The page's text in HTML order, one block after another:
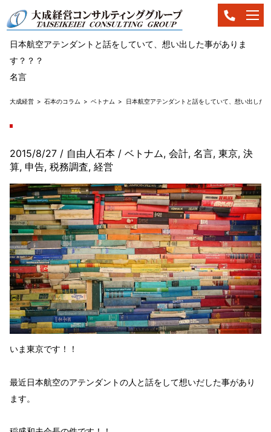
日本航空アテンダントと話をしていて、想い出した事がありま
す？？？
名言
大成経営 石本のコラム ベトナム 日本航空アテンダントと話をしていて、想い出した
2015/8/27 / 自由人石本 / ベトナム, 会計, 名言, 東京, 決
算, 申告, 税務調査, 経営
いま東京です！！
最近日本航空のアテンダントの人と話をして想いだした事があり
ます。